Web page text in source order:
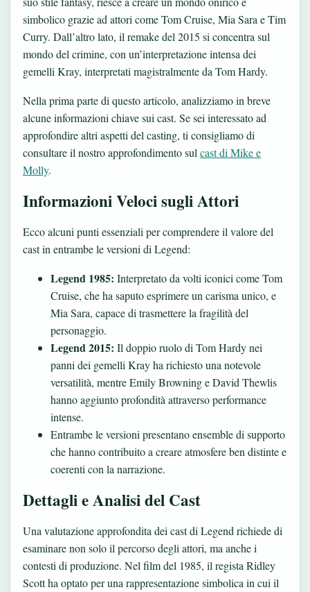
simbolico grazie ad attori come Tom Cruise, Mia Sara e Tim
Curry. Dall’altro lato, il remake del 2015 si concentra sul
mondo del crimine, con un’interpretazione intensa dei
gemelli Kray, interpretati magistralmente da Tom Hardy.
Nella prima parte di questo articolo, analizziamo in breve
alcune informazioni chiave sui cast. Se sei interessato ad
approfondire altri aspetti del casting, ti consigliamo di
consultare il nostro approfondimento sul cast di Mike e
Molly.
Informazioni Veloci sugli Attori
Ecco alcuni punti essenziali per comprendere il valore del
cast in entrambe le versioni di Legend:
Legend 1985: Interpretato da volti iconici come Tom
Cruise, che ha saputo esprimere un carisma unico, e
Mia Sara, capace di trasmettere la fragilità del
personaggio.
Legend 2015: Il doppio ruolo di Tom Hardy nei
panni dei gemelli Kray ha richiesto una notevole
versatilità, mentre Emily Browning e David Thewlis
hanno aggiunto profondità attraverso performance
intense.
Entrambe le versioni presentano ensemble di supporto
che hanno contribuito a creare atmosfere ben distinte e
coerenti con la narrazione.
Dettagli e Analisi del Cast
Una valutazione approfondita dei cast di Legend richiede di
esaminare non solo il percorso degli attori, ma anche i
contesti di produzione. Nel film del 1985, il regista Ridley
Scott ha optato per una rappresentazione simbolica in cui il